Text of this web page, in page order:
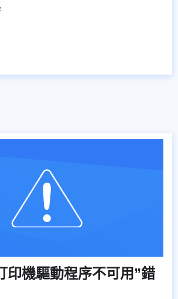
印機驅動程序不可用”錯